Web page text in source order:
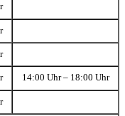
14:00 Uhr – 18:00 Uhr